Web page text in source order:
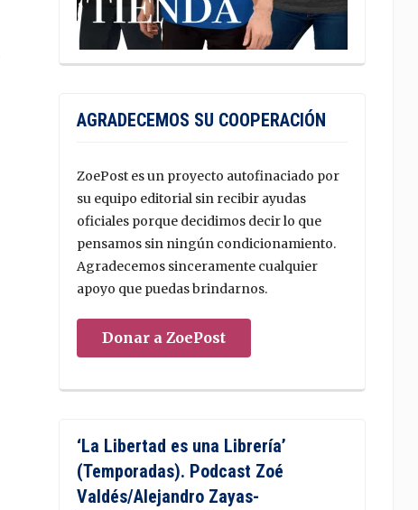
AGRADECEMOS SU COOPERACIÓN
ZoePost es un proyecto autofinaciado por
su equipo editorial sin recibir ayudas
oficiales porque decidimos decir lo que
pensamos sin ningún condicionamiento.
Agradecemos sinceramente cualquier
apoyo que puedas brindarnos.
Donar a ZoePost
‘La Libertad es una Librería’
(Temporadas). Podcast Zoé
Valdés/Alejandro Zayas-